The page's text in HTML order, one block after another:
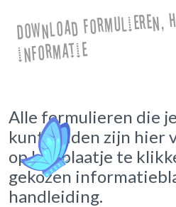
Download formulieren,
informatie
Alle formulieren die
kunt vinden zijn hier
op het plaatje te
gekozen
handleiding.